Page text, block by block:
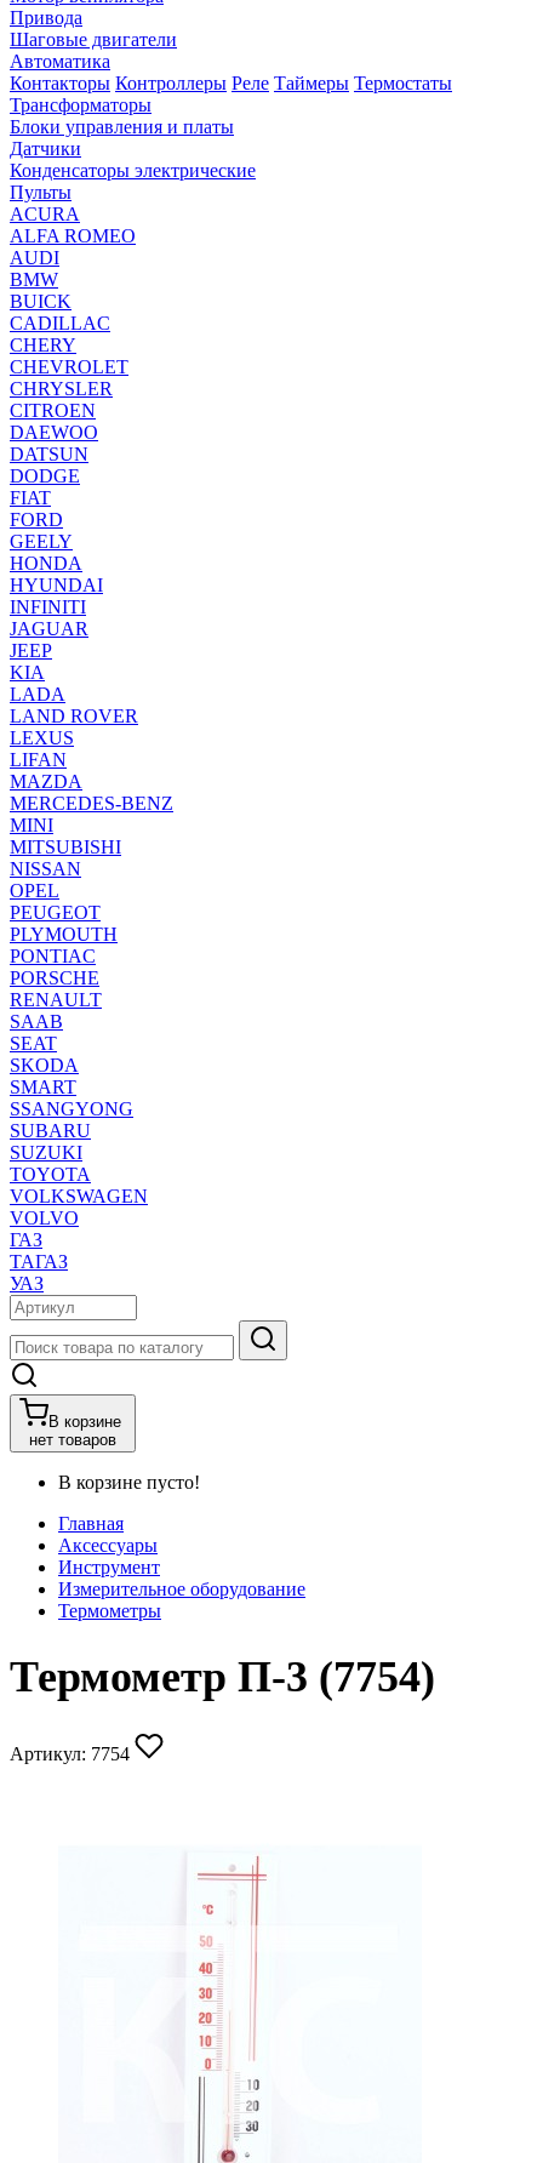
Привода
Шаговые двигатели
Автоматика
Контакторы Контроллеры Реле Таймеры Термостаты
Трансформаторы
Блоки управления и платы
Датчики
Конденсаторы электрические
Пульты
ACURA
ALFA ROMEO
AUDI
BMW
BUICK
CADILLAC
CHERY
CHEVROLET
CHRYSLER
CITROEN
DAEWOO
DATSUN
DODGE
FIAT
FORD
GEELY
HONDA
HYUNDAI
INFINITI
JAGUAR
JEEP
KIA
LADA
LAND ROVER
LEXUS
LIFAN
MAZDA
MERCEDES-BENZ
MINI
MITSUBISHI
NISSAN
OPEL
PEUGEOT
PLYMOUTH
PONTIAC
PORSCHE
RENAULT
SAAB
SEAT
SKODA
SMART
SSANGYONG
SUBARU
SUZUKI
TOYOTA
VOLKSWAGEN
VOLVO
ГАЗ
ТАГАЗ
УАЗ
В корзине
нет товаров
В корзине пусто!
Главная
Аксессуары
Инструмент
Измерительное оборудование
Термометры
Термометр П-3 (7754)
Артикул: 7754